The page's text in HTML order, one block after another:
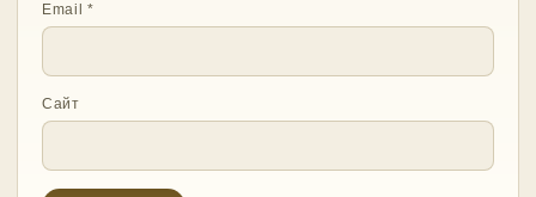
Email*
Сайт